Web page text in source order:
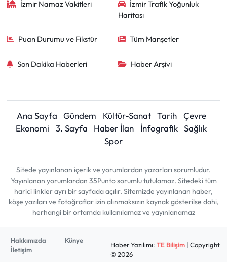
İzmir Namaz Vakitleri
İzmir Trafik Yoğunluk
Haritası
Puan Durumu ve Fikstür Tüm Manşetler
Son Dakika Haberleri Haber Arşivi
Ana Sayfa Gündem Kültür-Sanat Tarih
Çevre
Ekonomi
3. Sayfa Haber İlan İnfografik Sağlık
Spor
Sitede yayınlanan içerik ve yorumlardan yazarları sorumludur.
Yayınlanan yorumlardan 35Punto sorumlu tutulamaz. Sitedeki tüm
harici linkler ayrı bir sayfada açılır. Sitemizde yayınlanan haber,
köşe yazıları ve fotoğraflar izin alınmaksızın kaynak gösterilse dahi,
herhangi bir ortamda kullanılamaz ve yayınlanamaz
Hakkımızda
Künye
İletişim
Haber Yazılımı: TE Bilişim| Copyright
© 2026